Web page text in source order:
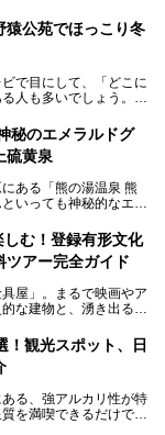
猿公苑でほっこり冬
で目にして、「どこに
人も多いでしょう。
「地獄谷野猿公苑」で
の中で温泉に浸かる姿
見どころ、サルと温泉
トについて紹介しま
然体験と温泉をあわせ
ださい。
秘のエメラルドグ
硫黄泉
ある「熊の湯温泉 熊
いっても神秘的なエメ
冬はスキーと一緒に楽
しむ！登録有形文化
ツアー完全ガイド
屋」。まるで映画やア
な建物と、湧き出る温
記事では、金具屋での
しみ方」を徹底的にご
！観光スポット、日
る、強アルカリ性が特
を満喫できるだけでな